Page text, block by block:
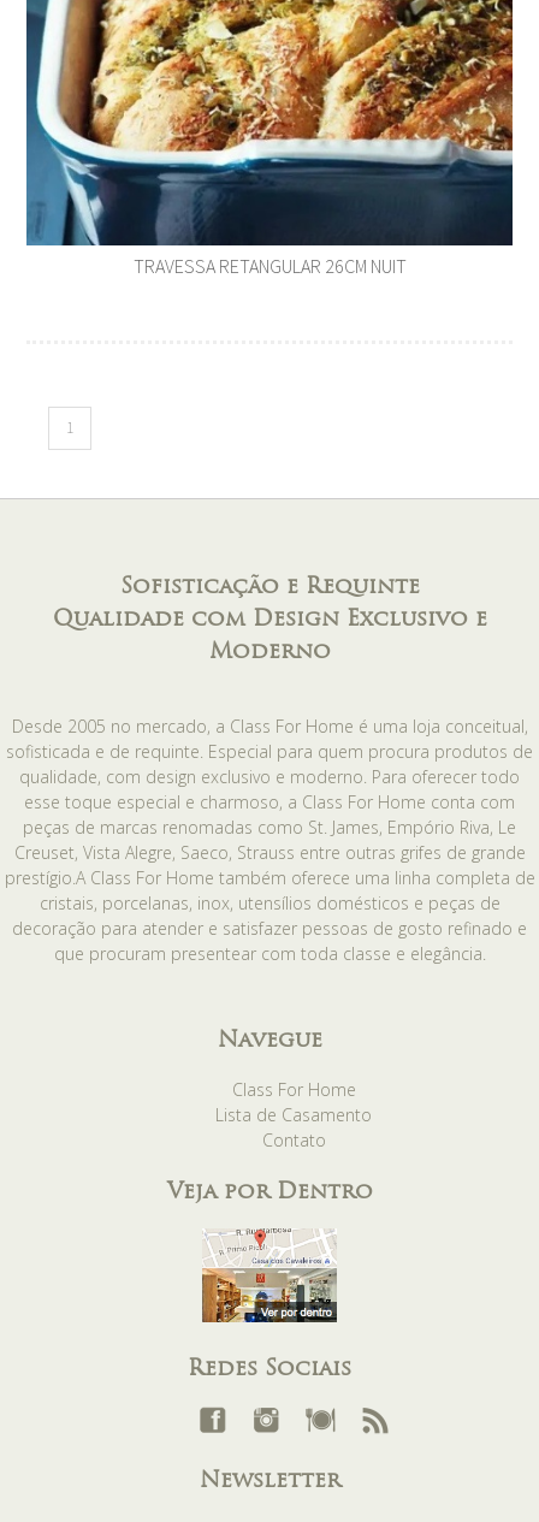
TRAVESSA RETANGULAR 26CM NUIT
1
Sofisticação e Requinte
Qualidade com Design Exclusivo e
Moderno
Desde 2005 no mercado, a Class For Home é uma loja conceitual,
sofisticada e de requinte. Especial para quem procura produtos de
qualidade, com design exclusivo e moderno. Para oferecer todo
esse toque especial e charmoso, a Class For Home conta com
peças de marcas renomadas como St. James, Empório Riva, Le
Creuset, Vista Alegre, Saeco, Strauss entre outras grifes de grande
prestígio.A Class For Home também oferece uma linha completa de
cristais, porcelanas, inox, utensílios domésticos e peças de
decoração para atender e satisfazer pessoas de gosto refinado e
que procuram presentear com toda classe e elegância.
Navegue
Class For Home
Lista de Casamento
Contato
Veja por Dentro
Redes Sociais
Newsletter